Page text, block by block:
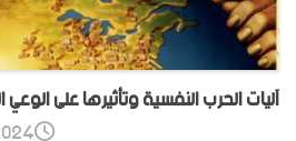
آليات الحرب النفسية وتأثيرها على